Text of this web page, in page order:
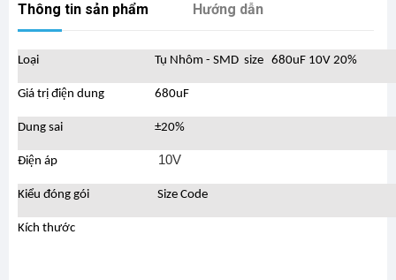
Thông tin sản phẩm Hướng dẫn
Loại Tụ Nhôm - SMD size 680uF 10V 20%
Giá trị điện dung 680uF
Dung sai ±20%
Điện áp 10V
Kiểu đóng gói Size Code
Kích thước